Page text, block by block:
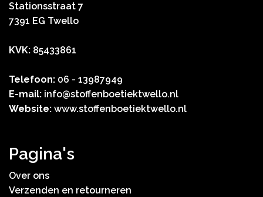
Stationsstraat 7
7391 EG Twello
KVK: 85433861
Telefoon: 06 - 13987949
E-mail: info@stoffenboetiektwello.nl
Website: www.stoffenboetiektwello.nl
Pagina's
Over ons
Verzenden en retourneren